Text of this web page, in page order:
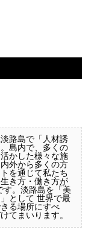
路島で「人材誘
島内で、多くの
かした様々な施
外から多くの方
を通じて私たち
き方・働き方が
す。淡路島を「美
として 世界で最
る場所にすべ
てまいります。